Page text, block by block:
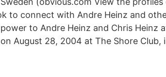
to connect with Andre Heinz and
to Andre Heinz and Chris Heinz
August 28, 2004 at The Shore Club,